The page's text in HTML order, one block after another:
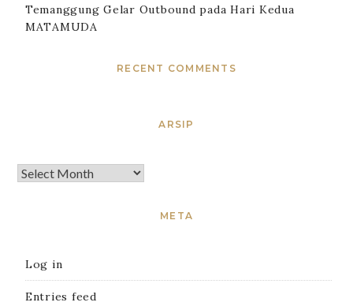
Temanggung Gelar Outbound pada Hari Kedua
MATAMUDA
RECENT COMMENTS
ARSIP
META
Log in
Entries feed